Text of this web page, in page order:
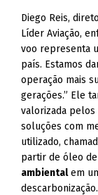
Diego Reis,
Líder Aviação,
voo representa
país. Estamos
operação mais
gerações.” Ele
valorizada
soluções com
utilizado,
partir de óleo
ambientalem
descarbonização.